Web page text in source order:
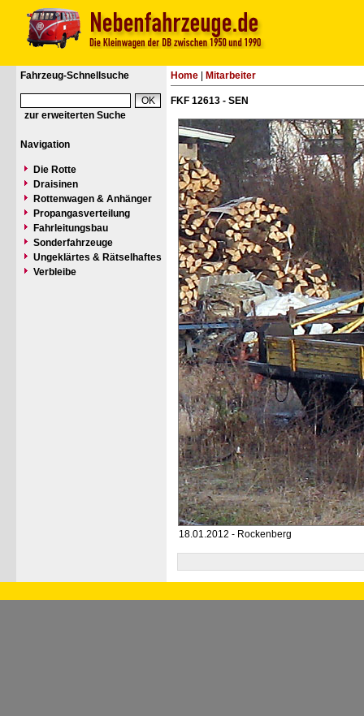
Fahrzeug-Schnellsuche
zur erweiterten Suche
Navigation
Die Rotte
Draisinen
Rottenwagen & Anhänger
Propangasverteilung
Fahrleitungsbau
Sonderfahrzeuge
Ungeklärtes & Rätselhaftes
Verbleibe
Home Mitarbeiter
FKF 12613 - SEN
18.01.2012 - Rockenberg